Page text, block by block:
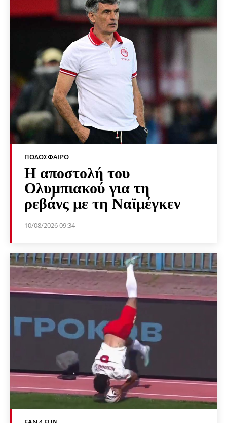
ΠΟΔΌΣΦΑΙΡΟ
Η αποστολή του
Ολυμπιακού για τη
ρεβάνς με τη Ναϊμέγκεν
10/08/2026 09:34